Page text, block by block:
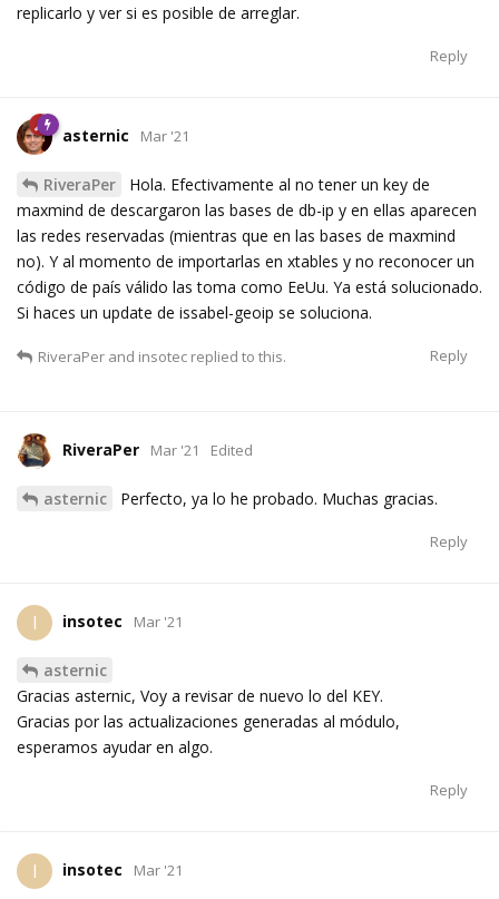
replicarlo y ver si es posible de arreglar.
Reply
asternic Mar '21
RiveraPer
Hola. Efectivamente al no tener un key de
maxmind de descargaron las bases de db-ip y en ellas aparecen
las redes reservadas (mientras que en las bases de maxmind
no). Y al momento de importarlas en xtables y no reconocer un
código de país válido las toma como EeUu. Ya está solucionado.
Si haces un update de issabel-geoip se soluciona.
Reply
RiveraPer and insotec replied to this.
RiveraPer Mar '21 Edited
asternic Perfecto, ya lo he probado. Muchas gracias.
Reply
I insotec Mar '21
asternic
Gracias asternic, Voy a revisar de nuevo lo del KEY.
Gracias por las actualizaciones generadas al módulo,
esperamos ayudar en algo.
Reply
I insotec Mar '21